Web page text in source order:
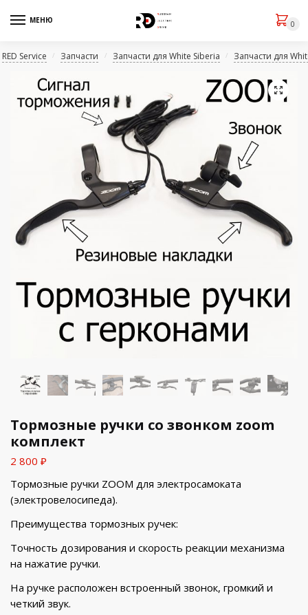
МЕНЮ 0
RED Service / Запчасти / Запчасти для White Siberia / Запчасти для
🔍
Тормозные ручки со звонком zoom
комплект
2 800 ₽
Тормозные ручки ZOOM для электросамоката
(электровелосипеда).
Преимущества тормозных ручек:
Точность дозирования и скорость реакции механизма
на нажатие ручки.
На ручке расположен встроенный звонок, громкий и
четкий звук.